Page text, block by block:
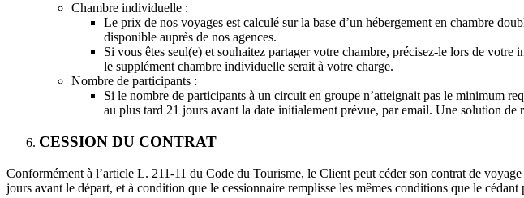
Chambre individuelle :
Le prix de nos voyages est calculé sur la base d’un hébergement en chambre
disponible auprès de nos agences.
Si vous êtes seul(e) et souhaitez partager votre chambre, précisez-le lors de
le supplément chambre individuelle serait à votre charge.
Nombre de participants :
Si le nombre de participants à un circuit en groupe n’atteignait pas le minimum
au plus tard 21 jours avant la date initialement prévue, par email. Une solution de
CESSION DU CONTRAT
Conformément à l’article L. 211-11 du Code du Tourisme, le Client peut céder son contrat de
jours avant le départ, et à condition que le cessionnaire remplisse les mêmes conditions que le